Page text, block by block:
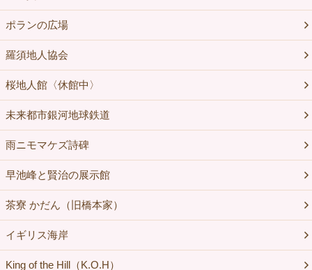
ポランの広場
羅須地人協会
桜地人館〈休館中〉
未来都市銀河地球鉄道
雨ニモマケズ詩碑
早池峰と賢治の展示館
茶寮 かだん（旧橋本家）
イギリス海岸
King of the Hill（K.O.H）